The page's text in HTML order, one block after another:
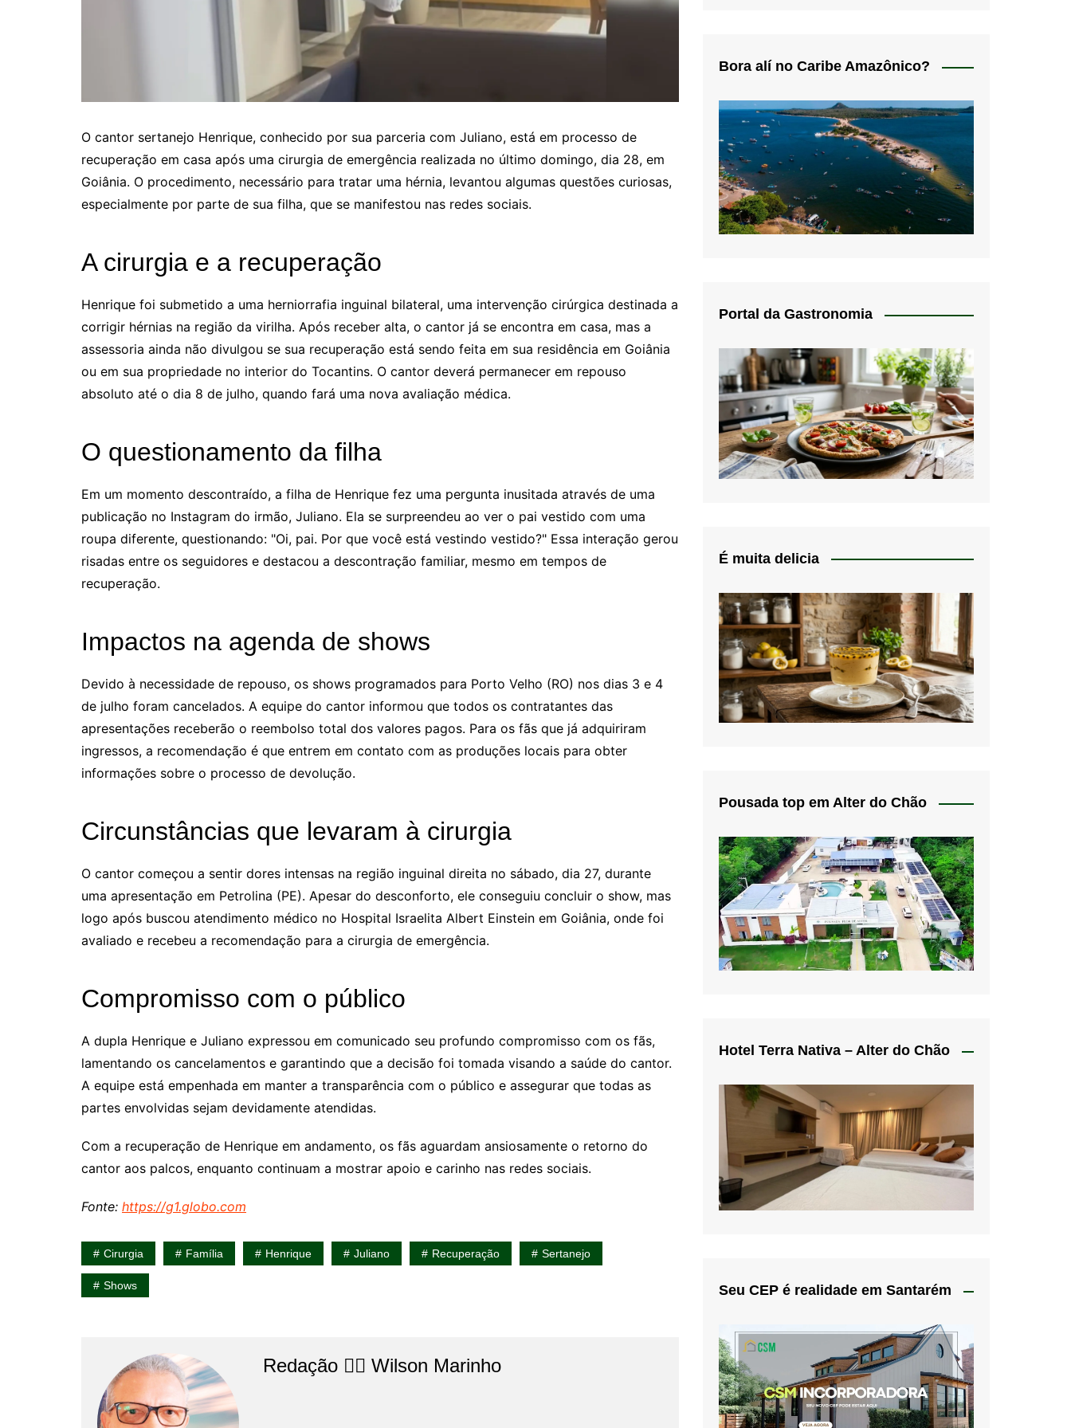
O cantor sertanejo Henrique, conhecido por sua parceria com Juliano, está em processo de
recuperação em casa após uma cirurgia de emergência realizada no último domingo, dia 28, em
Goiânia. O procedimento, necessário para tratar uma hérnia, levantou algumas questões curiosas,
especialmente por parte de sua filha, que se manifestou nas redes sociais.
A cirurgia e a recuperação
Henrique foi submetido a uma herniorrafia inguinal bilateral, uma intervenção cirúrgica destinada a
corrigir hérnias na região da virilha. Após receber alta, o cantor já se encontra em casa, mas a
assessoria ainda não divulgou se sua recuperação está sendo feita em sua residência em Goiânia
ou em sua propriedade no interior do Tocantins. O cantor deverá permanecer em repouso
absoluto até o dia 8 de julho, quando fará uma nova avaliação médica.
O questionamento da filha
Em um momento descontraído, a filha de Henrique fez uma pergunta inusitada através de uma
publicação no Instagram do irmão, Juliano. Ela se surpreendeu ao ver o pai vestido com uma
roupa diferente, questionando: "Oi, pai. Por que você está vestindo vestido?" Essa interação gerou
risadas entre os seguidores e destacou a descontração familiar, mesmo em tempos de
recuperação.
Impactos na agenda de shows
Devido à necessidade de repouso, os shows programados para Porto Velho (RO) nos dias 3 e 4
de julho foram cancelados. A equipe do cantor informou que todos os contratantes das
apresentações receberão o reembolso total dos valores pagos. Para os fãs que já adquiriram
ingressos, a recomendação é que entrem em contato com as produções locais para obter
informações sobre o processo de devolução.
Circunstâncias que levaram à cirurgia
O cantor começou a sentir dores intensas na região inguinal direita no sábado, dia 27, durante
uma apresentação em Petrolina (PE). Apesar do desconforto, ele conseguiu concluir o show, mas
logo após buscou atendimento médico no Hospital Israelita Albert Einstein em Goiânia, onde foi
avaliado e recebeu a recomendação para a cirurgia de emergência.
Compromisso com o público
A dupla Henrique e Juliano expressou em comunicado seu profundo compromisso com os fãs,
lamentando os cancelamentos e garantindo que a decisão foi tomada visando a saúde do cantor.
A equipe está empenhada em manter a transparência com o público e assegurar que todas as
partes envolvidas sejam devidamente atendidas.
Com a recuperação de Henrique em andamento, os fãs aguardam ansiosamente o retorno do
cantor aos palcos, enquanto continuam a mostrar apoio e carinho nas redes sociais.
Fonte: https://g1.globo.com
Cirurgia Família Henrique Juliano Recuperação Sertanejo
Shows
Redação 👨‍⚖️​ Wilson Marinho
Bora alí no Caribe Amazônico?
Portal da Gastronomia
É muita delicia
Pousada top em Alter do Chão
Hotel Terra Nativa – Alter do Chão
Seu CEP é realidade em Santarém